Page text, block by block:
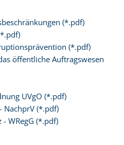
(*.pdf)
(*.pdf)
öffentliche Auftragswesen
UVgO (*.pdf)
NachprV (*.pdf)
WRegG (*.pdf)